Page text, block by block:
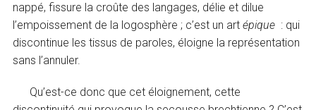
nappé, fissure la croûte des langages, délie et dilue
l’empoissement de la logosphère ; c’est un artépique : qui
discontinue les tissus de paroles, éloigne la représentation
sans l’annuler.
Qu’est-ce donc que cet éloignement, cette